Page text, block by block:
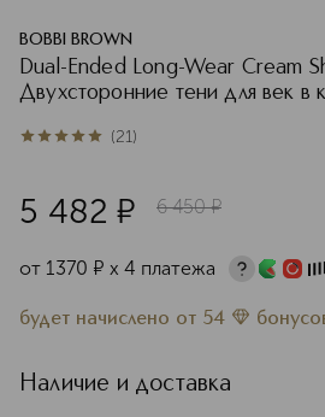
BOBBI BROWN
Dual-Ended Long-Wear Cream
Двухсторонние тени для век в
5из 521 (21)
5 482 ¤ 6 450 ¤
от 1370 ¤ х 4 платежа
будет начислено от 54
Наличие и доставка